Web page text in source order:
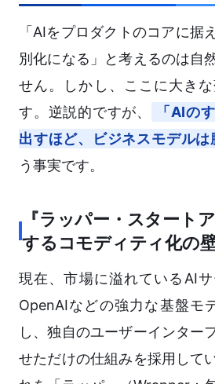
「AIをプロダクトのコアに据
別化になる」と考えるのは自
せん。しかし、ここに大き
す。逆説的ですが、
「AIの
出すほど、ビジネスモデルは
う事実です。
『ラッパー・スタート
するコモディティ化の
現在、市場に溢れているAIサ
OpenAIなどの強力な基盤モ
し、独自のユーザーインター
せただけの仕組みを採用して